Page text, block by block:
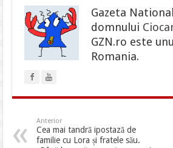
Gazeta
domnului
GZN.ro este
Romania.
Anterior
Cea mai tandră ipostază de
familie cu Lora și fratele său.